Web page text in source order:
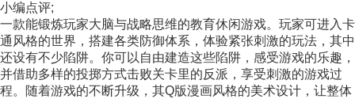
小编点评;
一款能锻炼玩家大脑与战略思维的教育休闲游戏。玩家可进入卡
通风格的世界，搭建各类防御体系，体验紧张刺激的玩法，其中
还设有不少陷阱。你可以自由建造这些陷阱，感受游戏的乐趣，
并借助多样的投掷方式击败关卡里的反派，享受刺激的游戏过
程。随着游戏的不断升级，其Q版漫画风格的美术设计，让整体